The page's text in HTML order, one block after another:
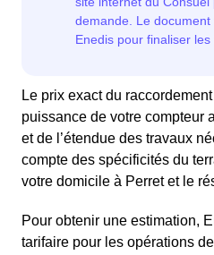
Le prix exact du
puissance de votre compteur
et de l’étendue des travaux
compte des spécificités du
votre domicile à Perret et le
Pour obtenir une estimation,
tarifaire pour les opérations